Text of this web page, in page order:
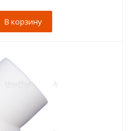
В корзину